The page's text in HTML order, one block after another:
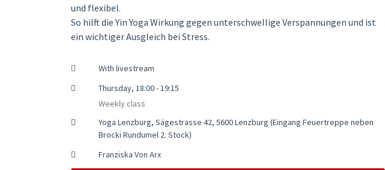
und flexibel.
So hilft die Yin Yoga Wirkung gegen unterschwellige Verspannungen und ist
ein wichtiger Ausgleich bei Stress.
With livestream
Thursday, 18:00 - 19:15
Weekly class
Yoga Lenzburg, Sägestrasse 42, 5600 Lenzburg (Eingang Feuertreppe neben
Brocki Rundumel 2. Stock)
Franziska Von Arx